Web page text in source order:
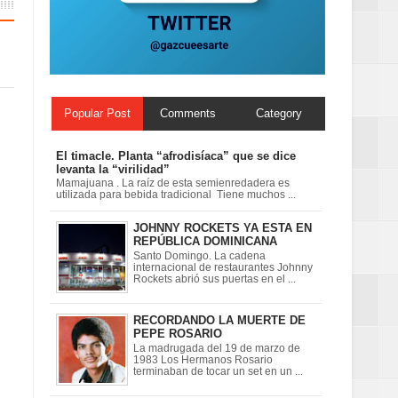
Popular Post Comments Category
El timacle. Planta “afrodisíaca” que se dice
levanta la “virilidad”
Mamajuana . La raíz de esta semienredadera es
utilizada para bebida tradicional Tiene muchos ...
JOHNNY ROCKETS YA ESTA EN
REPÚBLICA DOMINICANA
Santo Domingo. La cadena
internacional de restaurantes Johnny
Rockets abrió sus puertas en el ...
RECORDANDO LA MUERTE DE
PEPE ROSARIO
La madrugada del 19 de marzo de
1983 Los Hermanos Rosario
terminaban de tocar un set en un ...